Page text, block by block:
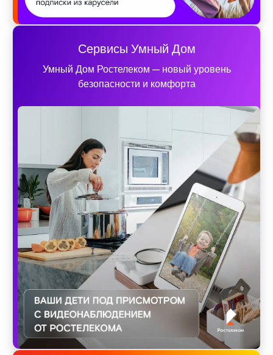
Сервисы Умный Дом
Умный Дом Ростелеком — новый уровень
безопасности и комфорта